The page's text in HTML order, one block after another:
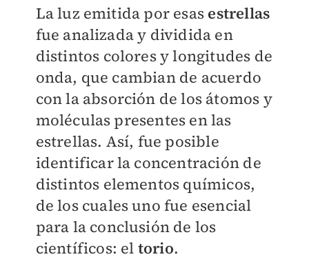
La luz emitida por esas estrellas
fue analizada y dividida en
distintos colores y longitudes de
onda, que cambian de acuerdo
con la absorción de los átomos y
moléculas presentes en las
estrellas. Así, fue posible
identificar la concentración de
distintos elementos químicos,
de los cuales uno fue esencial
para la conclusión de los
científicos: el torio.